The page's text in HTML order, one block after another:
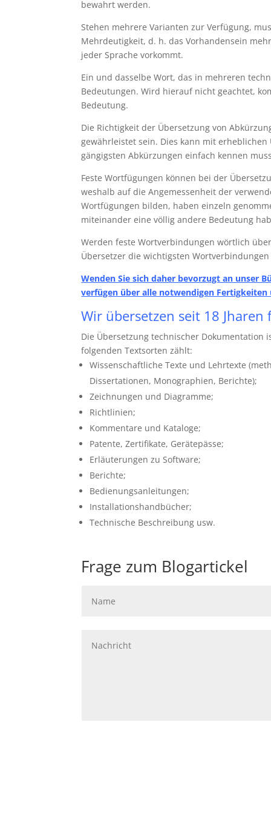
bewahrt werden.
Stehen mehrere Varianten zur Verfügung,
Mehrdeutigkeit, d. h. das Vorhandensein
jeder Sprache vorkommt.
Ein und dasselbe Wort, das in mehreren
Bedeutungen. Wird hierauf nicht geachtet,
Bedeutung.
Die Richtigkeit der Übersetzung von
gewährleistet sein. Dies kann mit
gängigsten Abkürzungen einfach kennen
Feste Wortfügungen können bei der
weshalb auf die Angemessenheit der
Wortfügungen bilden, haben einzeln
miteinander eine völlig andere Bedeutung
Werden feste Wortverbindungen wörtlich
Übersetzer die wichtigsten
Wenden Sie sich daher bevorzugt an unser
verfügen über alle notwendigen Fertigkeiten
Wir übersetzen seit 18
Die Übersetzung technischer
folgenden Textsorten zählt:
Wissenschaftliche Texte und Lehrtexte
Dissertationen, Monographien, Berichte);
Zeichnungen und Diagramme;
Richtlinien;
Kommentare und Kataloge;
Patente, Zertifikate, Gerätepässe;
Erläuterungen zu Software;
Berichte;
Bedienungsanleitungen;
Installationshandbücher;
Technische Beschreibung usw.
Frage zum Blogartickel